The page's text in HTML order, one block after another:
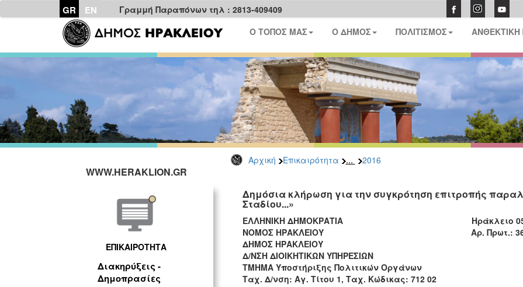
GR EN Γραμμή Παραπόνων τηλ : 2813-409409
Ο ΤΟΠΟΣ ΜΑΣ Ο ΔΗΜΟΣ ΠΟΛΙΤΙΣΜΟΣ
Αρχική Επικαιρότητα ... 2016
WWW.HERAKLION.GR
ΕΠΙΚΑΙΡΟΤΗΤΑ
Διακηρύξεις -
Δημοπρασίες
Δημόσια κλήρωση για την συγκρότηση επιτροπής
Σταδίου...»
ΕΛΛΗΝΙΚΗ ΔΗΜΟΚΡΑΤΙΑ Ηράκλειo 05-
ΝΟΜΟΣ ΗΡΑΚΛΕΙΟΥ Αρ. Πρωτ.:
ΔΗΜΟΣ ΗΡΑΚΛΕΙΟΥ
Δ/ΝΣΗ ΔΙΟΙΚΗΤΙΚΩΝ ΥΠΗΡΕΣΙΩΝ
ΤΜΗΜΑ Υποστήριξης Πολιτικών Οργάνων
Ταχ. Δ/νση: Αγ. Τίτου 1, Ταχ. Κώδικας: 712 02